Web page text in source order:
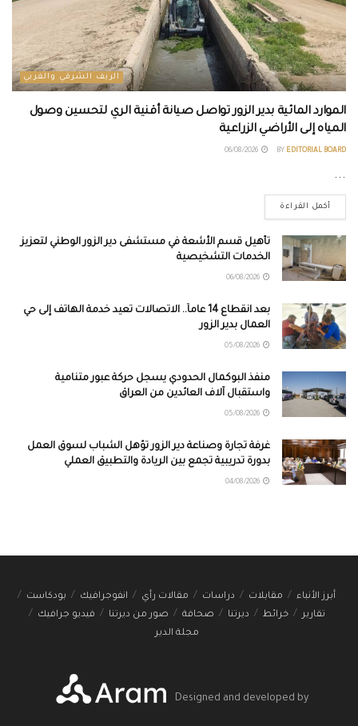
الريف الشرقي والغربي
الموارد المائية بدير الزور تواصل صيانة أقنية الري لتحسين وصول
المياه إلى الأراضي الزراعية
BY EDITORIAL BOARD
...
أكمل القراءة
تأهيل قسم الأشعة في مستشفى دير الزور الوطني لتعزيز
الخدمات التشخيصية
بعد انقطاع 14 عاماً.. الاتصالات تعيد خدمة الهاتف إلى حي
العمال بدير الزور
منفذ البوكمال الحدودي يسجل حركة عبور متنامية
واستقبال آلاف العائدين من العراق
غرفة تجارة وصناعة دير الزور تؤهل الشباب لسوق العمل
بدورة تدريبية تجمع بين الريادة والتطبيق العملي
أبرز الأنباء مقابلات دراسات مقالات رأي انفوجرافيك
بودكاست
تقارير
خرائط ديرتنا صحافة صور من ديرتنا
فيديو جرافيك
مجلة الدير
Designed and developed by